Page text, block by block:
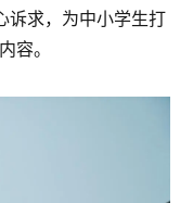
诉求，为中小学生打
容。